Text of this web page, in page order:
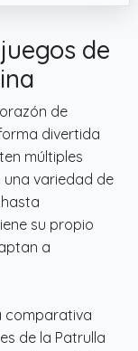
de
de
divertida
múltiples
variedad de
su propio
a
comparativa
de la Patrulla